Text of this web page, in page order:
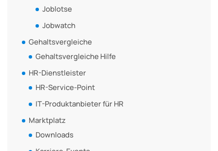
Joblotse
Jobwatch
Gehaltsvergleiche
Gehaltsvergleiche Hilfe
HR-Dienstleister
HR-Service-Point
IT-Produktanbieter für HR
Marktplatz
Downloads